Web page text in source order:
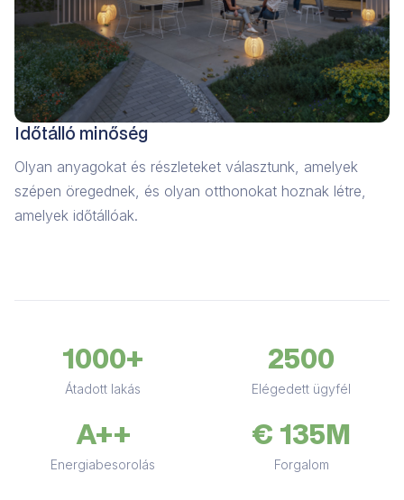
Időtálló minőség
Olyan anyagokat és részleteket választunk, amelyek
szépen öregednek, és olyan otthonokat hoznak létre,
amelyek időtállóak.
1000+
Átadott lakás
2500
Elégedett ügyfél
A++
Energiabesorolás
€ 135M
Forgalom